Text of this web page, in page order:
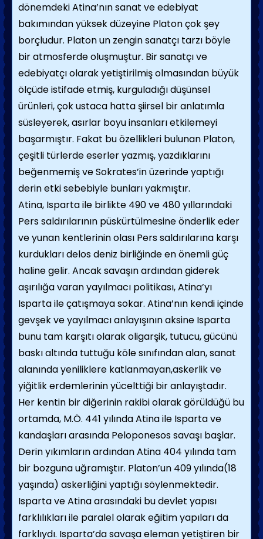
dönemdeki Atina’nın sanat ve edebiyat
bakımından yüksek düzeyine Platon çok şey
borçludur. Platon un zengin sanatçı tarzı böyle
bir atmosferde oluşmuştur. Bir sanatçı ve
edebiyatçı olarak yetiştirilmiş olmasından büyük
ölçüde istifade etmiş, kurguladığı düşünsel
ürünleri, çok ustaca hatta şiirsel bir anlatımla
süsleyerek, asırlar boyu insanları etkilemeyi
başarmıştır. Fakat bu özellikleri bulunan Platon,
çeşitli türlerde eserler yazmış, yazdıklarını
beğenmemiş ve Sokrates’in üzerinde yaptığı
derin etki sebebiyle bunları yakmıştır.
Atina, Isparta ile birlikte 490 ve 480 yıllarındaki
Pers saldırılarının püskürtülmesine önderlik eder
ve yunan kentlerinin olası Pers saldırılarına karşı
kurdukları delos deniz birliğinde en önemli güç
haline gelir. Ancak savaşın ardından giderek
aşırılığa varan yayılmacı politikası, Atina’yı
Isparta ile çatışmaya sokar. Atina’nın kendi içinde
gevşek ve yayılmacı anlayışının aksine Isparta
bunu tam karşıtı olarak oligarşik, tutucu, gücünü
baskı altında tuttuğu köle sınıfından alan, sanat
alanında yeniliklere katlanmayan,askerlik ve
yiğitlik erdemlerinin yücelttiği bir anlayıştadır.
Her kentin bir diğerinin rakibi olarak görüldüğü bu
ortamda, M.Ö. 441 yılında Atina ile Isparta ve
kandaşları arasında Peloponesos savaşı başlar.
Derin yıkımların ardından Atina 404 yılında tam
bir bozguna uğramıştır. Platon’un 409 yılında(18
yaşında) askerliğini yaptığı söylenmektedir.
Isparta ve Atina arasındaki bu devlet yapısı
farklılıkları ile paralel olarak eğitim yapıları da
farklıydı. Isparta’da savaşa eleman yetiştiren bir